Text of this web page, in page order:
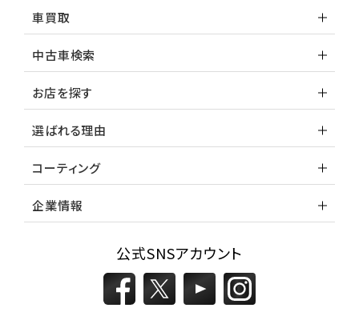
車買取
中古車検索
お店を探す
選ばれる理由
コーティング
企業情報
公式SNSアカウント